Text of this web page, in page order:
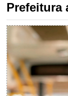
Prefeitura